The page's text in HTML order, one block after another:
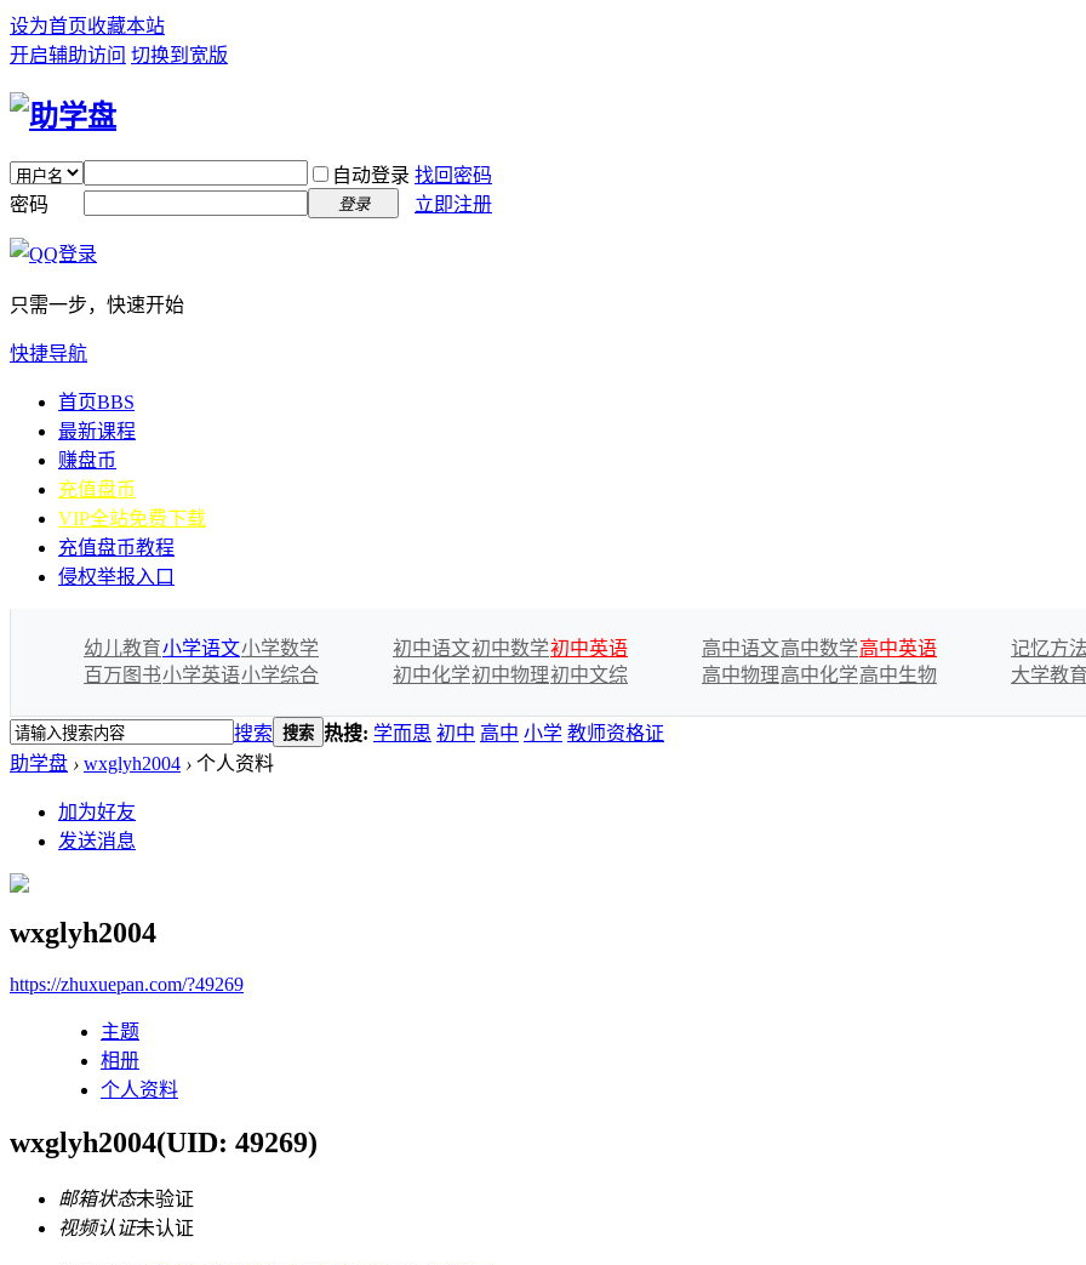
设为首页收藏本站
开启辅助访问 切换到宽版
自动登录 找回密码
密码
登录 立即注册
只需一步，快速开始
快捷导航
首页BBS
最新课程
赚盘币
充值盘币
VIP全站免费下载
充值盘币教程
侵权举报入口
幼儿教育小学语文小学数学
百万图书小学英语小学综合
初中语文初中数学初中英语
初中化学初中物理初中文综
高中语文高中数学高中英语
高中物理高中化学高中生物
记忆方法
大学教育
搜索 搜索 热搜: 学而思 初中 高中 小学 教师资格证
助学盘 › wxglyh2004 › 个人资料
加为好友
发送消息
wxglyh2004
https://zhuxuepan.com/?49269
主题
相册
个人资料
wxglyh2004(UID: 49269)
邮箱状态未验证
视频认证未认证